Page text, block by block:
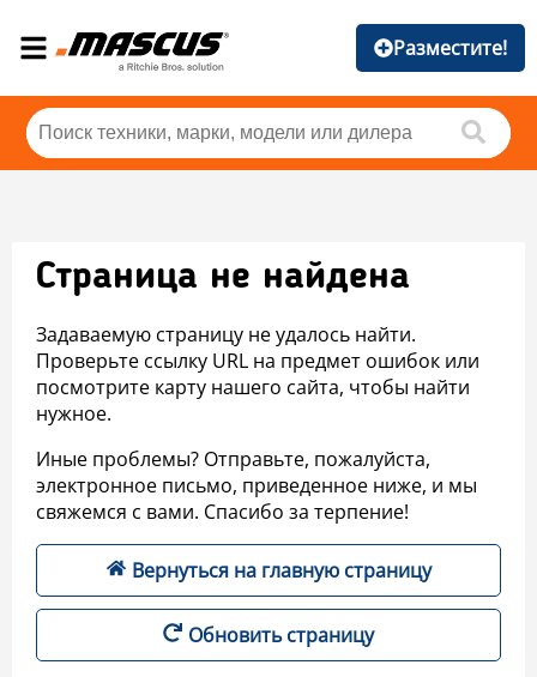
Разместите!
Страница не найдена
Задаваемую страницу не удалось найти.
Проверьте ссылку URL на предмет ошибок или
посмотрите карту нашего сайта, чтобы найти
нужное.
Иные проблемы? Отправьте, пожалуйста,
электронное письмо, приведенное ниже, и мы
свяжемся с вами. Спасибо за терпение!
Вернуться на главную страницу
Обновить страницу